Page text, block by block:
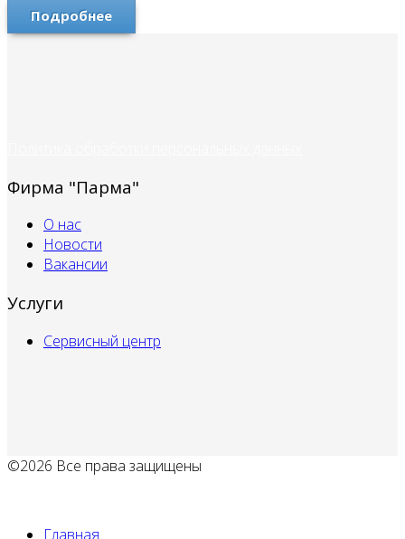
Подробнее
Фирма "Парма"
О нас
Новости
Вакансии
Услуги
Сервисный центр
©2026 Все права защищены
Главная